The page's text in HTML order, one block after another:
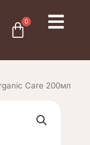
0
Cart
Care 200мл